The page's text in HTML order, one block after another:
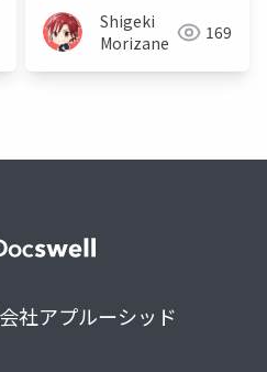
Shigeki
Morizane
169
社アプルーシッド